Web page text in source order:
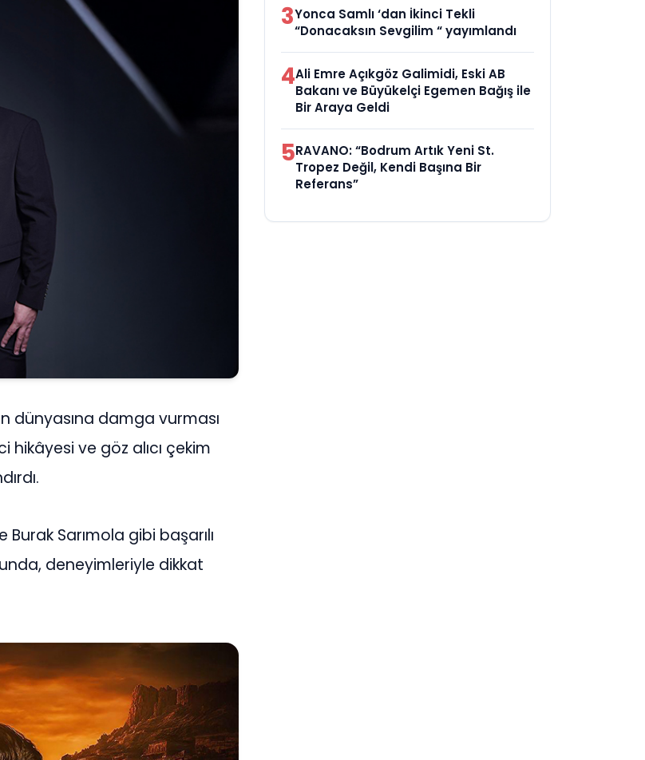
dünyasına damga vurması
ve göz alıcı çekim
Sarımola gibi başarılı
deneyimleriyle dikkat
3Yonca Samlı ‘dan İkinci Tekli
“Donacaksın Sevgilim “ yayımlandı
4Ali Emre Açıkgöz Galimidi, Eski AB
Bakanı ve Büyükelçi Egemen Bağış ile
Bir Araya Geldi
5RAVANO: “Bodrum Artık Yeni St.
Tropez Değil, Kendi Başına Bir
Referans”